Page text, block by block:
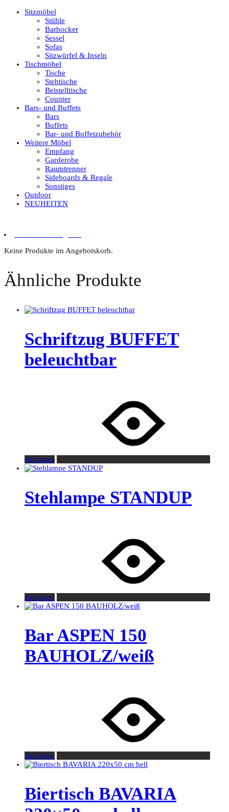
Sitzmöbel
Stühle
Barhocker
Sessel
Sofas
Sitzwürfel & Inseln
Tischmöbel
Tische
Stehtische
Beistelltische
Counter
Bars- und Buffets
Bars
Buffets
Bar- und Buffetzubehör
Weitere Möbel
Empfang
Garderobe
Raumtrenner
Sideboards & Regale
Sonstiges
Outdoor
NEUHEITEN
Keine Produkte im Angebotskorb.
Ähnliche Produkte
Schriftzug BUFFET
beleuchtbar
Anfragen
Stehlampe STANDUP
Anfragen
Bar ASPEN 150
BAUHOLZ/weiß
Anfragen
Biertisch BAVARIA